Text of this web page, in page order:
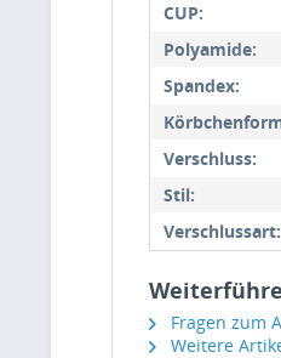
CUP:
Polyamide:
Spandex:
Verschluss:
Stil:
Verschlussart:
Fragen zum
Weitere